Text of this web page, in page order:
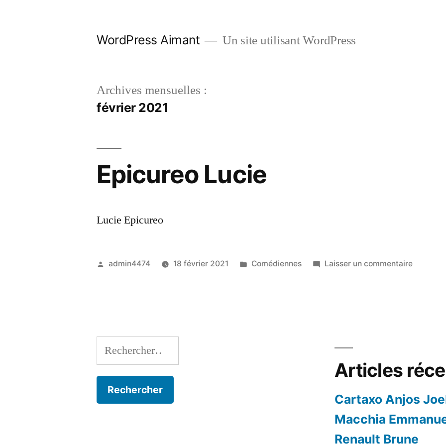
WordPress Aimant Un site utilisant WordPress
Archives mensuelles :
février 2021
Epicureo Lucie
Lucie Epicureo
Publié
admin4474 18 février 2021
Publié
Comédiennes Laisser un commentairesur
Rechercher :
Articles
Cartaxo Anjos
Macchia
Renault Brune